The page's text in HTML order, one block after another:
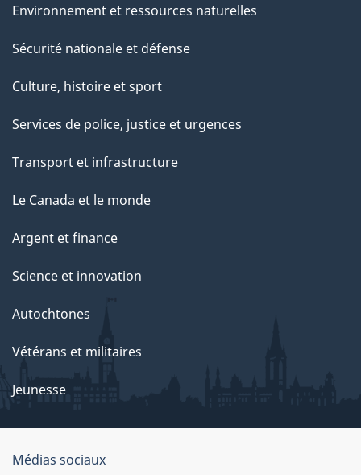
c
e
t
e
a
g
Environnement et ressources naturelles
Sécurité nationale et défense
Culture, histoire et sport
Services de police, justice et urgences
Transport et infrastructure
Le Canada et le monde
Argent et finance
Science et innovation
Autochtones
Vétérans et militaires
Jeunesse
Médias sociaux